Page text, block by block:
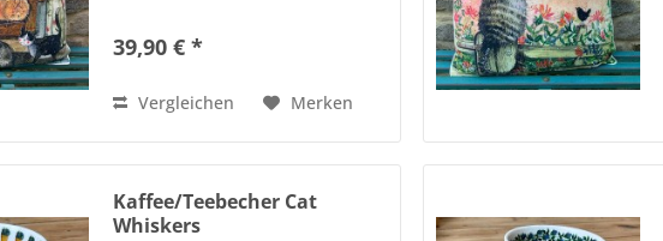
für einen lieben Menschen.
39,90 € *
Vergleichen Merken
Kaffee/Teebecher Cat
Whiskers